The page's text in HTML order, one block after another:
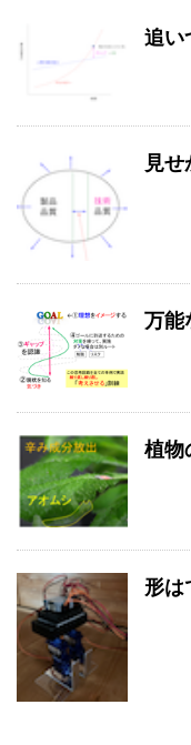
追い
見せ
万能
植物
形は